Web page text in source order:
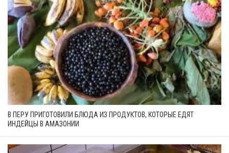
В ПЕРУ ПРИГОТОВИЛИ БЛЮДА ИЗ ПРОДУКТОВ, КОТОРЫЕ ЕДЯТ
ИНДЕЙЦЫ В АМАЗОНИИ